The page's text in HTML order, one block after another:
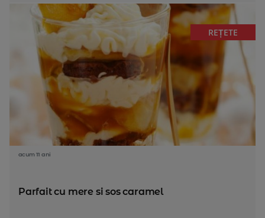
REȚETE
acum 11 ani
Parfait cu mere si sos caramel